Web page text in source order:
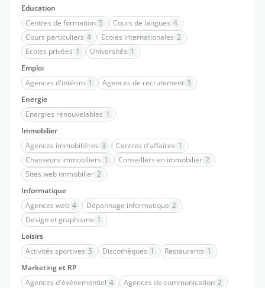
Education
Centres de formation 5 Cours de langues 4
Cours particuliers 4 Ecoles internationales 2
Ecoles privées 1 Universités 1
Emploi
Agences d'intérim 1 Agences de recrutement 3
Energie
Energies renouvelables 1
Immobilier
Agences immobilières 3 Centres d'affaires 1
Chasseurs immobiliers 1 Conseillers en immobilier 2
Sites web immobilier 2
Informatique
Agences web 4 Dépannage informatique 2
Design et graphisme 1
Loisirs
Activités sportives 5 Discothèques 1 Restaurants 1
Marketing et RP
Agences d'événementiel 4 Agences de communication 2